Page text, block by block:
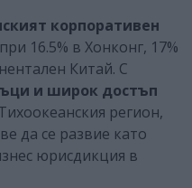
корпоративен
16.5% в Хонконг, 17%
Китай. С
и широк достъп
регион,
да се развие като
юрисдикция в